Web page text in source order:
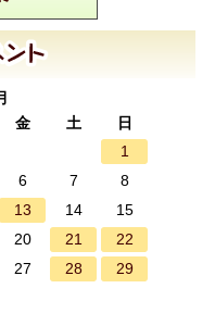
金 土
日
1
6 7
8
13 14
15
20 21
22
27 28
29